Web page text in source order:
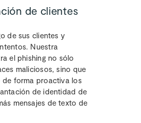
de clientes
de sus clientes y
Nuestra
el phishing no sólo
maliciosos, sino que
de forma proactiva los
de identidad de
mensajes de texto de